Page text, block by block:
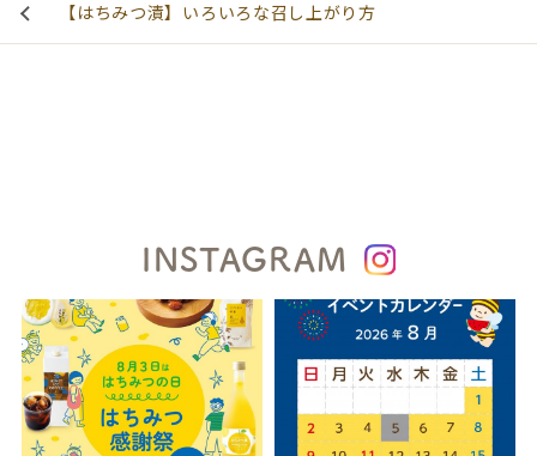
【はちみつ漬】いろいろな召し上がり方
INSTAGRAM